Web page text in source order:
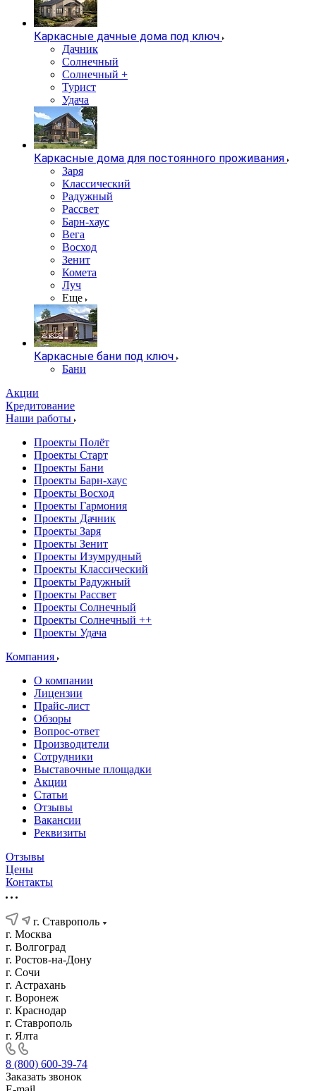
Каркасные дачные дома под ключ
Дачник
Солнечный
Солнечный +
Турист
Удача
Каркасные дома для постоянного проживания
Заря
Классический
Радужный
Рассвет
Барн-хаус
Вега
Восход
Зенит
Комета
Луч
Еще
Каркасные бани под ключ
Бани
Акции
Кредитование
Наши работы
Проекты Полёт
Проекты Старт
Проекты Бани
Проекты Барн-хаус
Проекты Восход
Проекты Гармония
Проекты Дачник
Проекты Заря
Проекты Зенит
Проекты Изумрудный
Проекты Классический
Проекты Радужный
Проекты Рассвет
Проекты Солнечный
Проекты Солнечный ++
Проекты Удача
Компания
О компании
Лицензии
Прайс-лист
Обзоры
Вопрос-ответ
Производители
Сотрудники
Выставочные площадки
Акции
Статьи
Отзывы
Вакансии
Реквизиты
Отзывы
Цены
Контакты
г. Ставрополь
г. Москва
г. Волгоград
г. Ростов-на-Дону
г. Сочи
г. Астрахань
г. Воронеж
г. Краснодар
г. Ставрополь
г. Ялта
8 (800) 600-39-74
Заказать звонок